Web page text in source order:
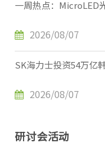
一周热点：MicroLED
2026/08/07
SK海力士投资54万亿
2026/08/07
研讨会活动